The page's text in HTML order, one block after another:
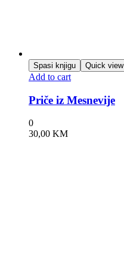
Spasi knjigu Quick view
Add to cart
Priče iz Mesnevije
0
30,00 KM